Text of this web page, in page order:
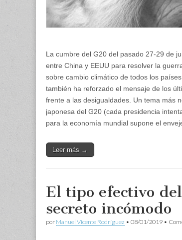
La cumbre del G20 del pasado 27-29 de
entre China y EEUU para resolver la
sobre cambio climático de todos los
también ha reforzado el mensaje de los
frente a las desigualdades. Un tema más
japonesa del G20 (cada presidencia
para la economía mundial supone el
Leer más →
El tipo efectivo
secreto incómodo
por Manuel Vicente Rodríguez • 08/01/2019 •